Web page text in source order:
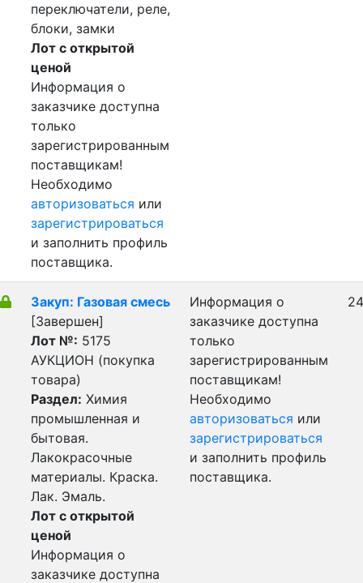
переключатели, реле,
блоки, замки
Лот с открытой
ценой
Информация о
заказчике доступна
только
зарегистрированным
поставщикам!
Необходимо
авторизоваться или
зарегистрироваться
и заполнить профиль
поставщика.
Закуп: Газовая смесь
[Завершен]
Лот №: 5175
АУКЦИОН (покупка
товара)
Раздел: Химия
промышленная и
бытовая.
Лакокрасочные
материалы. Краска.
Лак. Эмаль.
Лот с открытой
ценой
Информация о
заказчике доступна
Информация о
заказчике доступна
только
зарегистрированным
поставщикам!
Необходимо
авторизоваться или
зарегистрироваться
и заполнить профиль
поставщика.